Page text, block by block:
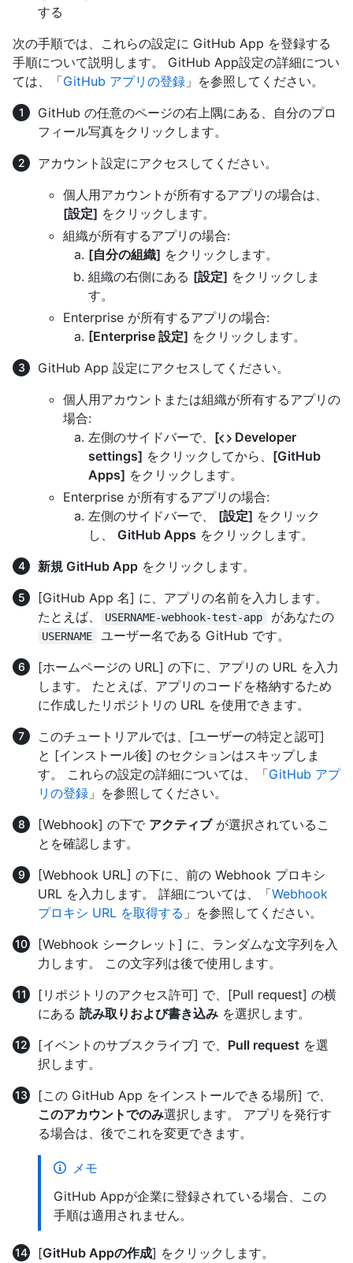
する
次の手順では、これらの設定に GitHub App を登録する
手順について説明します。 GitHub App設定の詳細につい
ては、「GitHub アプリの登録 」を参照してください。
GitHub の任意のページの右上隅にある、自分のプロ
フィール写真をクリックします。
アカウント設定にアクセスしてください。
個人用アカウントが所有するアプリの場合は、
[設定] をクリックします。
組織が所有するアプリの場合:
[自分の組織] をクリックします。
組織の右側にある [設定] をクリックしま
す。
Enterprise が所有するアプリの場合:
[Enterprise 設定] をクリックします。
GitHub App 設定にアクセスしてください。
個人用アカウントまたは組織が所有するアプリの
場合:
左側のサイドバーで、 [
Developer
settings] をクリックしてから、 [GitHub
Apps] をクリックします。
Enterprise が所有するアプリの場合:
左側のサイドバーで、 [設定] をクリック
し、 GitHub Apps をクリックします。
新規 GitHub App をクリックします。
[GitHub App 名] に、アプリの名前を入力します。
たとえば、
USERNAME-webhook-test-app があなたの
USERNAME
ユーザー名である GitHub です。
[ホームページの URL] の下に、アプリの URL を入力
します。 たとえば、アプリのコードを格納するため
に作成したリポジトリの URL を使用できます。
このチュートリアルでは、[ユーザーの特定と認可]
と [インストール後] のセクションはスキップしま
す。 これらの設定の詳細については、「GitHub アプ
リの登録 」を参照してください。
[Webhook] の下で アクティブが選択されているこ
とを確認します。
[Webhook URL] の下に、前の Webhook プロキシ
URL を入力します。 詳細については、「Webhook
プロキシ URL を取得する 」を参照してください。
[Webhook シークレット] に、ランダムな文字列を入
力します。 この文字列は後で使用します。
[リポジトリのアクセス許可] で、[Pull request] の横
にある 読み取りおよび書き込み を選択します。
[イベントのサブスクライブ] で、 Pull request を選
択します。
[この GitHub App をインストールできる場所] で、
このアカウントでのみ選択します。 アプリを発行す
る場合は、後でこれを変更できます。
メモ
GitHub Appが企業に登録されている場合、この
手順は適用されません。
[GitHub Appの作成] をクリックします。